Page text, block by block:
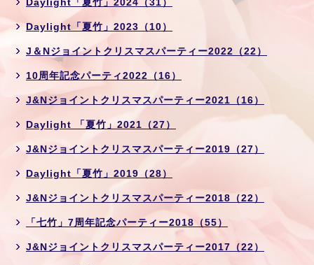
Daylight「夏竹」2024（31）
Daylight「夏竹」2023（10）
J＆Nジョイントクリスマスパーティー2022（22）
10周年記念パーティ2022（16）
J&Nジョイントクリスマスパーティー2021（16）
Daylight 「夏竹」2021（27）
J&Nジョイントクリスマスパーティー2019（27）
Daylight「夏竹」2019（28）
J&Nジョイントクリスマスパーティー2018（22）
「七竹」7周年記念パーティー2018（55）
J&Nジョイントクリスマスパーティー2017（22）